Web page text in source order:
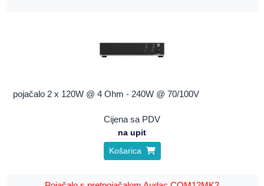
pojačalo 2 x 120W @ 4 Ohm - 240W @ 70/100V
Cijena sa PDV
na upit
Košarica